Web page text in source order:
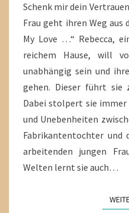
Schenk mir dein
Frau geht ihren Weg aus
My Love …“ Rebecca,
reichem Hause, will
unabhängig sein und
gehen. Dieser führt sie
Dabei stolpert sie immer
und Unebenheiten
Fabrikantentochter
arbeitenden jungen
Welten lernt sie auch…